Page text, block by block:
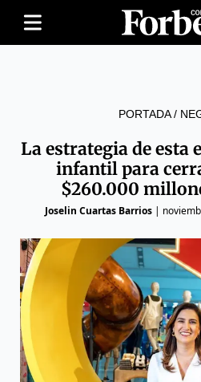
PORTADA/
La estrategia de esta
infantil para
$260.000
Joselin Cuartas Barrios|